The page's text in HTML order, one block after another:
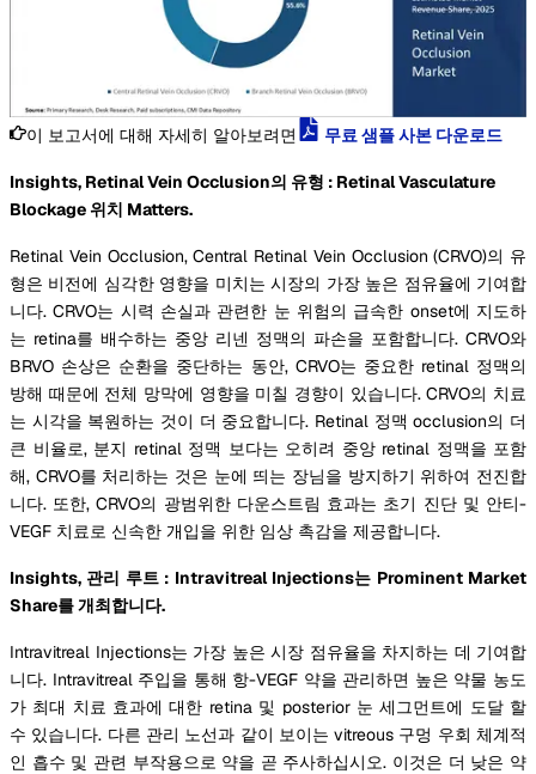
이 보고서에 대해 자세히 알아보려면 무료 샘플 사본 다운로드
Insights, Retinal Vein Occlusion의 유형 : Retinal Vasculature
Blockage 위치 Matters.
Retinal Vein Occlusion, Central Retinal Vein Occlusion (CRVO)의 유
형은 비전에 심각한 영향을 미치는 시장의 가장 높은 점유율에 기여합
니다. CRVO는 시력 손실과 관련한 눈 위험의 급속한 onset에 지도하
는 retina를 배수하는 중앙 리넨 정맥의 파손을 포함합니다. CRVO와
BRVO 손상은 순환을 중단하는 동안, CRVO는 중요한 retinal 정맥의
방해 때문에 전체 망막에 영향을 미칠 경향이 있습니다. CRVO의 치료
는 시각을 복원하는 것이 더 중요합니다. Retinal 정맥 occlusion의 더
큰 비율로, 분지 retinal 정맥 보다는 오히려 중앙 retinal 정맥을 포함
해, CRVO를 처리하는 것은 눈에 띄는 장님을 방지하기 위하여 전진합
니다. 또한, CRVO의 광범위한 다운스트림 효과는 초기 진단 및 안티-
VEGF 치료로 신속한 개입을 위한 임상 촉감을 제공합니다.
Insights, 관리 루트 : Intravitreal Injections는 Prominent Market
Share를 개최합니다.
Intravitreal Injections는 가장 높은 시장 점유율을 차지하는 데 기여합
니다. Intravitreal 주입을 통해 항-VEGF 약을 관리하면 높은 약물 농도
가 최대 치료 효과에 대한 retina 및 posterior 눈 세그먼트에 도달 할
수 있습니다. 다른 관리 노선과 같이 보이는 vitreous 구멍 우회 체계적
인 흡수 및 관련 부작용으로 약을 곧 주사하십시오. 이것은 더 낮은 약